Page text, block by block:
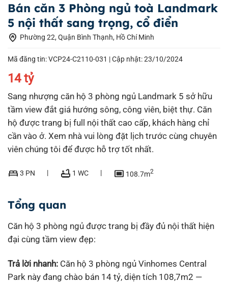
Bán căn 3 Phòng ngủ toà Landmark
5 nội thất sang trọng, cổ điển
home_pin Phường 22, Quận Bình Thạnh, Hồ Chí Minh
Mã đăng tin: VCP24-C2110-031 |Cập nhật: 23/10/2024
14 tỷ
Sang nhượng căn hộ 3 phòng ngủ Landmark 5 sở hữu
tầm view đắt giá hướng sông, công viên, biệt thự. Căn
hộ được trang bị full nội thất cao cấp, khách hàng chỉ
cần vào ở. Xem nhà vui lòng đặt lịch trước cùng chuyên
viên chúng tôi để được hỗ trợ tốt nhất.
bed 3 PN bathtub 1 WC capture 108.7m2
Tổng quan
Căn hộ 3 phòng ngủ được trang bị đầy đủ nội thất hiện
đại cùng tầm view đẹp:
Trả lời nhanh: Căn hộ 3 phòng ngủ Vinhomes Central
Park này đang chào bán 14 tỷ, diện tích 108,7m2 —